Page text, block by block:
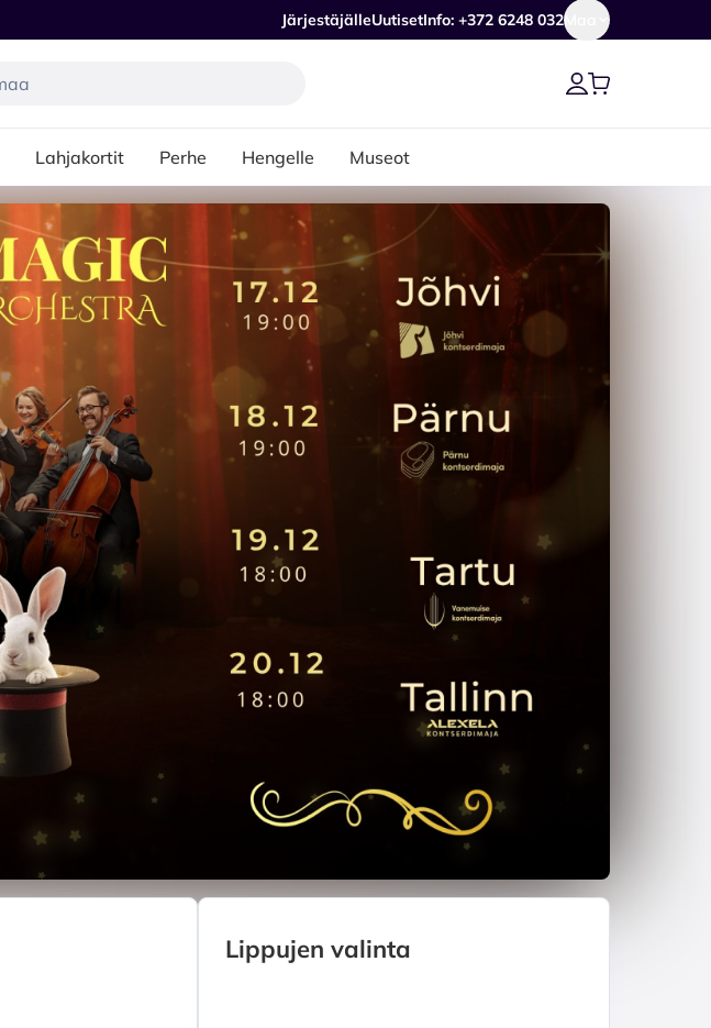
JärjestäjälleUutisetInfo: +372 6248 032Maa
Lahjakortit Perhe Hengelle Museot
Lippujen valinta